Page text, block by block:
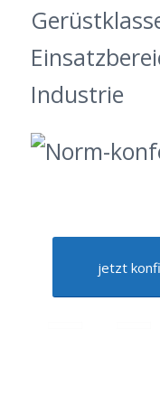
Industrie
jetzt